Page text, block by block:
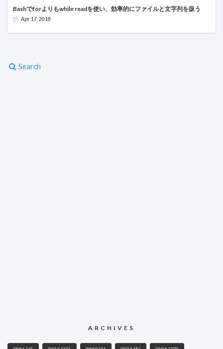
Bashでforよりもwhile readを使い、効率的にファイルと文字列を扱う
Apr 17, 2018
Search
ARCHIVES